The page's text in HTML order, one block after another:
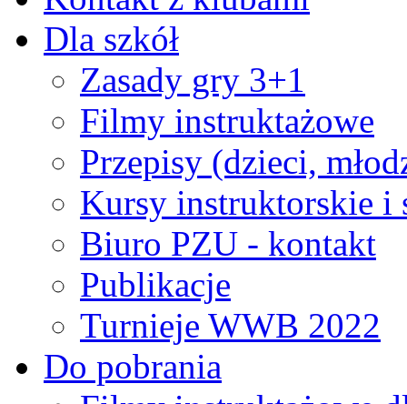
Dla szkół
Zasady gry 3+1
Filmy instruktażowe
Przepisy (dzieci,
Kursy instruktorskie i
Biuro PZU - kontakt
Publikacje
Turnieje WWB 2022
Do pobrania